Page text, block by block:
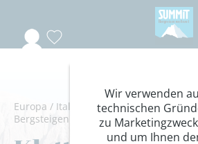
Europa / Italien Trentino/Dolomiten-
Bergsteigen
Klettersteige
Wir verwenden
technischen
zu
und um Ihnen